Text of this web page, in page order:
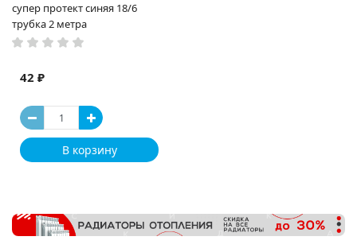
супер протект синяя 18/6
трубка 2 метра
42 ₽
В корзину